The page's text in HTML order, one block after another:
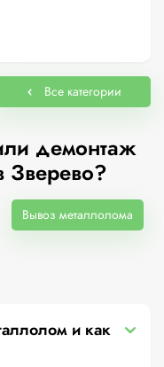
Все категории
демонтаж
Зверево?
Вывоз металлолома
и как